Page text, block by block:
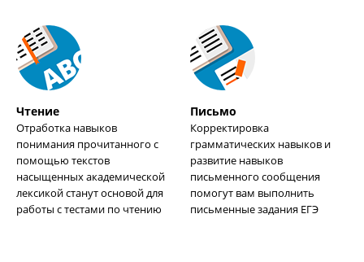
Чтение
Отработка навыков
понимания прочитанного с
помощью текстов
насыщенных академической
лексикой станут основой для
работы с тестами по чтению
Письмо
Корректировка
грамматических навыков и
развитие навыков
письменного сообщения
помогут вам выполнить
письменные задания ЕГЭ